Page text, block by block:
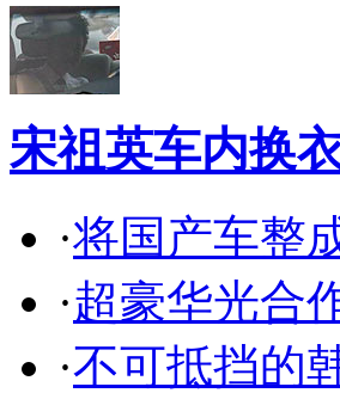
宋祖英车内换
·将国产车整
·超豪华光合
·不可抵挡的